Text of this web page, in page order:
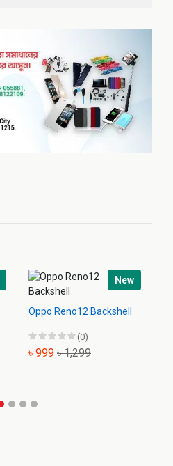
New
Oppo Reno12 Backshell
(0)
৳ 999 ৳ 1,299